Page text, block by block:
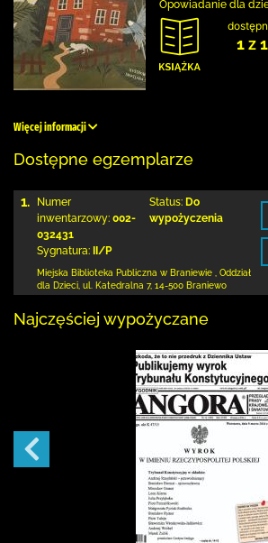
Opowiadanie dla
1 z 1
Więcej informacji
Dostępne egzemplarze
1.
Numer
inwentarzowy: 002-
032431
Sygnatura:
II/P
Status: Do
wypożyczenia
Miejska Biblioteka Publiczna w Braniewie
Oddział
dla Dzieci, ul. Katedralna 7, 14-500 Braniewo
Najczęściej wypożyczane